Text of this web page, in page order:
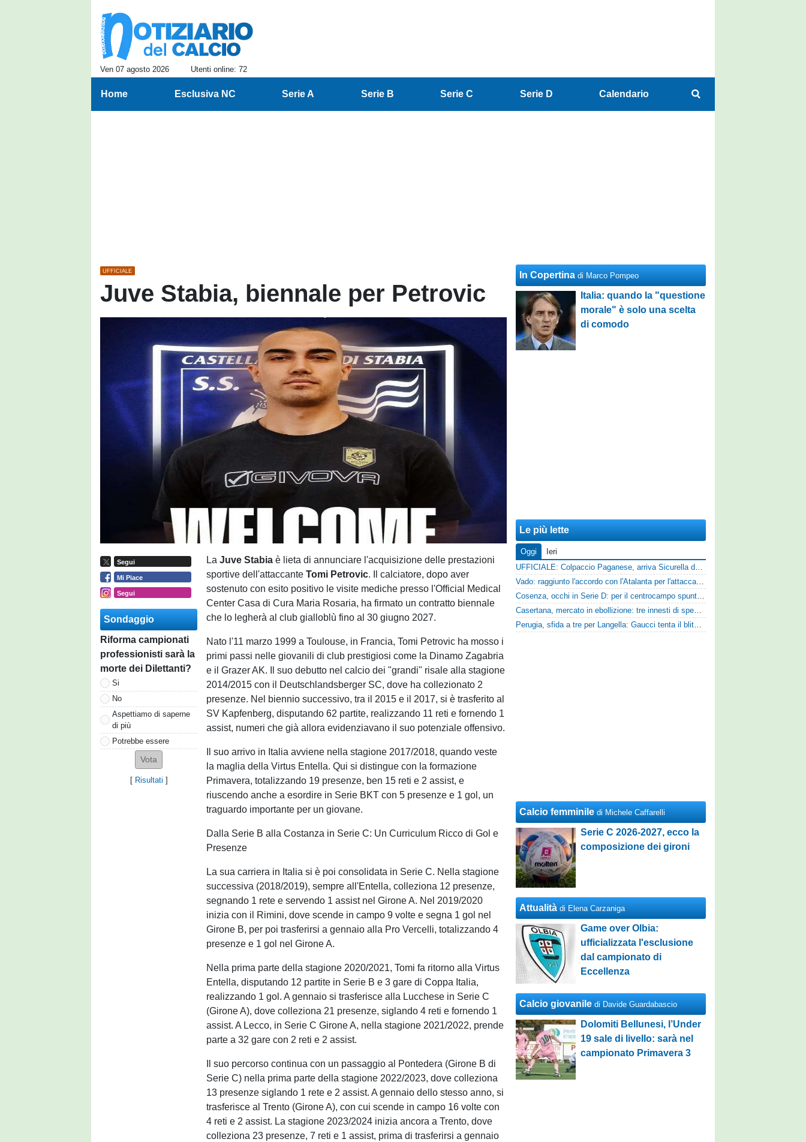
Ven 07 agosto 2026 Utenti online: 72
Home Esclusiva NC Serie A Serie B Serie C Serie D Calendario
UFFICIALE
Juve Stabia, biennale per Petrovic
Segui
Mi Piace
Segui
Sondaggio
Riforma campionati
professionisti sarà la
morte dei Dilettanti?
Si
No
Aspettiamo di saperne
di più
Potrebbe essere
[ Risultati ]
LaJuve Stabia è lieta di annunciare l'acquisizione delle prestazioni
sportive dell'attaccanteTomi Petrovic. Il calciatore, dopo aver
sostenuto con esito positivo le visite mediche presso l'Official Medical
Center Casa di Cura Maria Rosaria, ha firmato un contratto biennale
che lo legherà al club gialloblù fino al 30 giugno 2027.
Nato l'11 marzo 1999 a Toulouse, in Francia, Tomi Petrovic ha mosso i
primi passi nelle giovanili di club prestigiosi come la Dinamo Zagabria
e il Grazer AK. Il suo debutto nel calcio dei "grandi" risale alla stagione
2014/2015 con il Deutschlandsberger SC, dove ha collezionato 2
presenze. Nel biennio successivo, tra il 2015 e il 2017, si è trasferito al
SV Kapfenberg, disputando 62 partite, realizzando 11 reti e fornendo 1
assist, numeri che già allora evidenziavano il suo potenziale offensivo.
Il suo arrivo in Italia avviene nella stagione 2017/2018, quando veste
la maglia della Virtus Entella. Qui si distingue con la formazione
Primavera, totalizzando 19 presenze, ben 15 reti e 2 assist, e
riuscendo anche a esordire in Serie BKT con 5 presenze e 1 gol, un
traguardo importante per un giovane.
Dalla Serie B alla Costanza in Serie C: Un Curriculum Ricco di Gol e
Presenze
La sua carriera in Italia si è poi consolidata in Serie C. Nella stagione
successiva (2018/2019), sempre all'Entella, colleziona 12 presenze,
segnando 1 rete e servendo 1 assist nel Girone A. Nel 2019/2020
inizia con il Rimini, dove scende in campo 9 volte e segna 1 gol nel
Girone B, per poi trasferirsi a gennaio alla Pro Vercelli, totalizzando 4
presenze e 1 gol nel Girone A.
Nella prima parte della stagione 2020/2021, Tomi fa ritorno alla Virtus
Entella, disputando 12 partite in Serie B e 3 gare di Coppa Italia,
realizzando 1 gol. A gennaio si trasferisce alla Lucchese in Serie C
(Girone A), dove colleziona 21 presenze, siglando 4 reti e fornendo 1
assist. A Lecco, in Serie C Girone A, nella stagione 2021/2022, prende
parte a 32 gare con 2 reti e 2 assist.
Il suo percorso continua con un passaggio al Pontedera (Girone B di
Serie C) nella prima parte della stagione 2022/2023, dove colleziona
13 presenze siglando 1 rete e 2 assist. A gennaio dello stesso anno, si
trasferisce al Trento (Girone A), con cui scende in campo 16 volte con
4 reti e 2 assist. La stagione 2023/2024 inizia ancora a Trento, dove
colleziona 23 presenze, 7 reti e 1 assist, prima di trasferirsi a gennaio
In Copertina di Marco Pompeo
Italia: quando la "questione
morale" è solo una scelta
di comodo
Le più lette
Oggi
Ieri
UFFICIALE: Colpaccio Paganese, arriva Sicurella dalla Scafatese
Vado: raggiunto l'accordo con l'Atalanta per l'attaccante Frederick Samuel Ndongue
Cosenza, occhi in Serie D: per il centrocampo spunta anche Gerardo Di Gilio
Casertana, mercato in ebollizione: tre innesti di spessore per lo scacchiere di Vinicio Espinal
Perugia, sfida a tre per Langella: Gaucci tenta il blitz per il centrocampista del Cosenza
Calcio femminile di Michele Caffarelli
Serie C 2026-2027, ecco la
composizione dei gironi
Attualità di Elena Carzaniga
Game over Olbia:
ufficializzata l'esclusione
dal campionato di
Eccellenza
Calcio giovanile di Davide Guardabascio
Dolomiti Bellunesi, l’Under
19 sale di livello: sarà nel
campionato Primavera 3